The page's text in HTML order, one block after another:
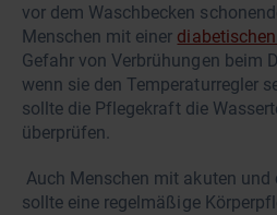
vor dem Waschbecken
Menschen mit einer
Gefahr von Verbrühungen beim
wenn sie den Temperaturregler
sollte die Pflegekraft die
überprüfen.
Auch Menschen mit akuten und
sollte eine regelmäßige